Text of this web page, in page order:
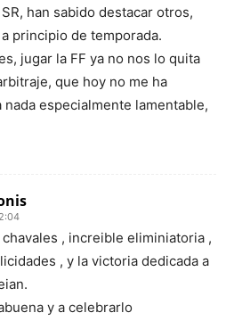
han sabido destacar otros,
principio de temporada.
jugar la FF ya no nos lo quita
que hoy no me ha
nada especialmente lamentable,
, increible eliminiatoria ,
, y la victoria dedicada a
y a celebrarlo